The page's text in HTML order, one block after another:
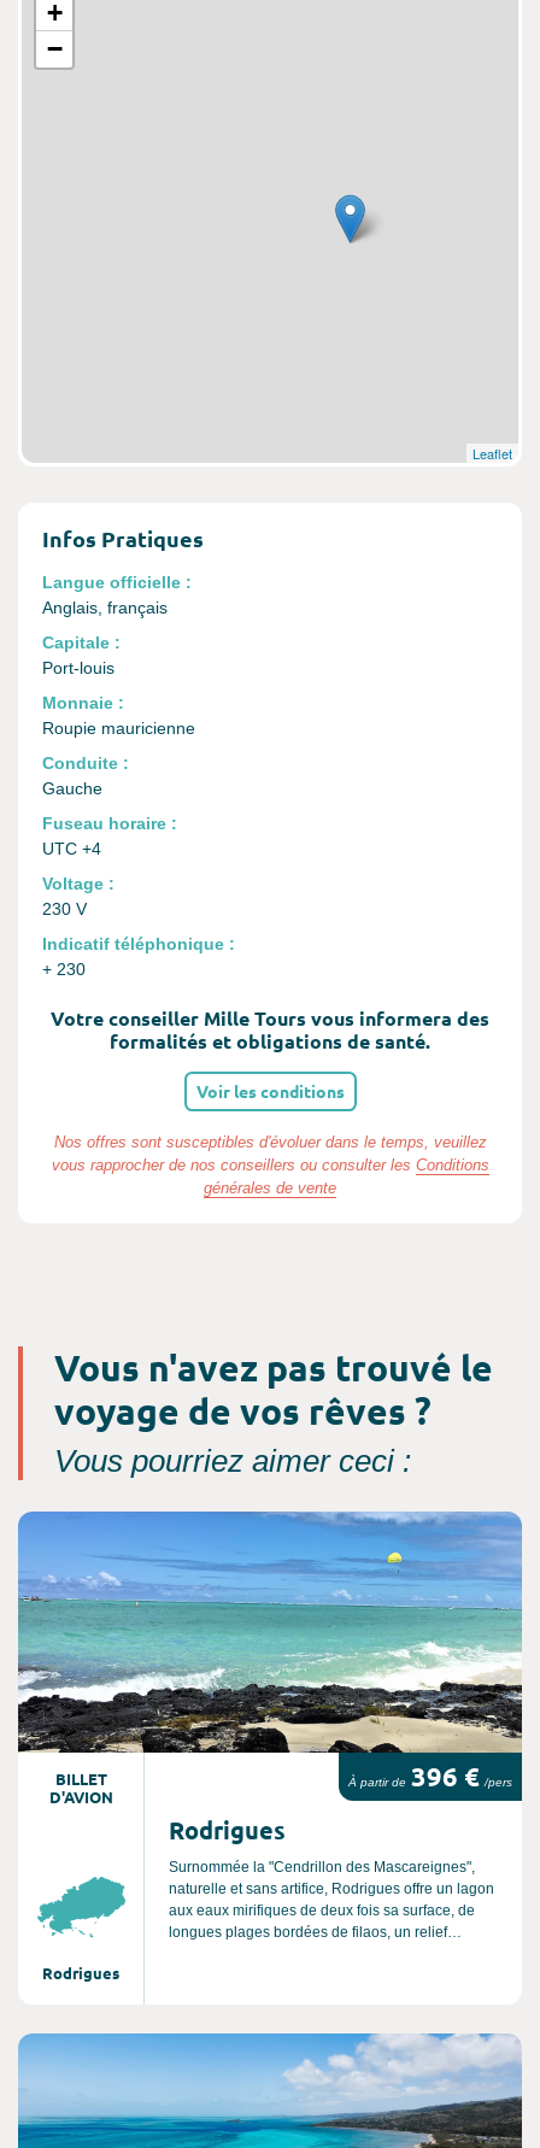
+
−
Leaflet
Infos Pratiques
Langue officielle :
Anglais, français
Capitale :
Port-louis
Monnaie :
Roupie mauricienne
Conduite :
Gauche
Fuseau horaire :
UTC +4
Voltage :
230 V
Indicatif téléphonique :
+ 230
Votre conseiller Mille Tours vous informera des
formalités et obligations de santé.
Voir les conditions
Nos offres sont susceptibles d'évoluer dans le temps, veuillez
vous rapprocher de nos conseillers ou consulter les Conditions
générales de vente
Vous n'avez pas trouvé le
voyage de vos rêves ?
Vous pourriez aimer ceci :
BILLET
D'AVION
Rodrigues
À partir de 396 € /pers
Rodrigues
Surnommée la "Cendrillon des Mascareignes",
naturelle et sans artifice, Rodrigues offre un lagon
aux eaux mirifiques de deux fois sa surface, de
longues plages bordées de filaos, un relief
clémentes toute l’année. Tarif basse saison
Consultez l'offre de voyage
Consultez l'offre de voyage